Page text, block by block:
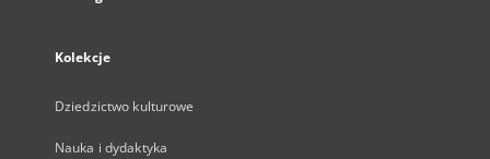
Kolekcje
Dziedzictwo kulturowe
Nauka i dydaktyka